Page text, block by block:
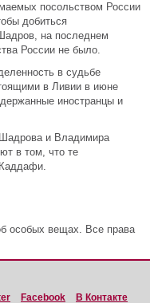
посольством России
добиться
на последнем
России не было.
в судьбе
в Ливии в июне
иностранцы и
и Владимира
в том, что те
особых вещах. Все права
Facebook В Контакте